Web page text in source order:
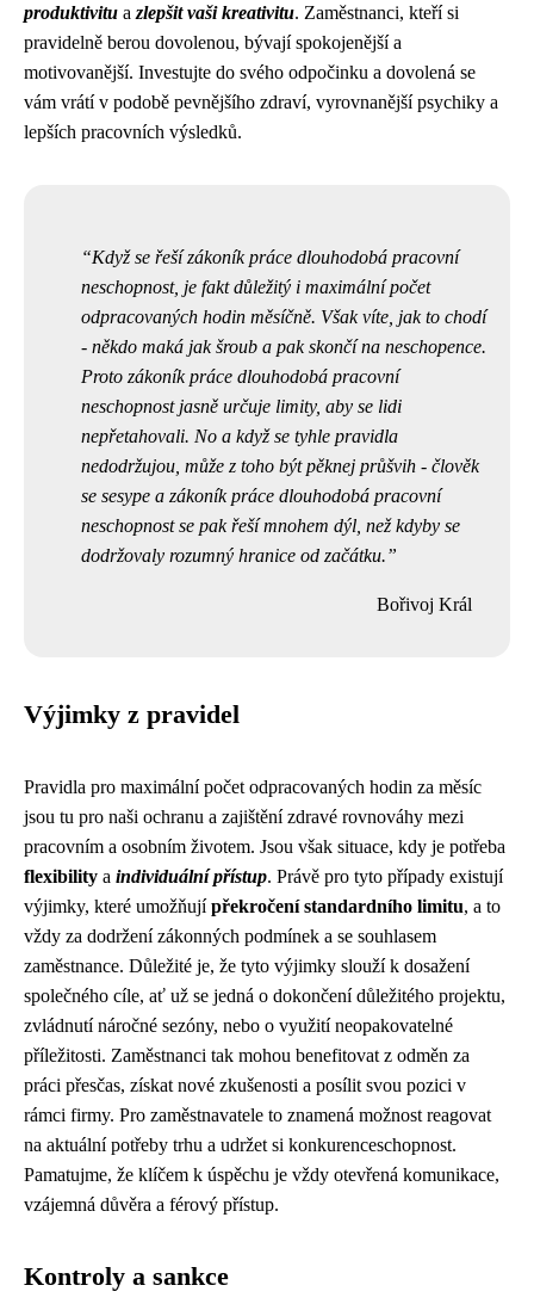
produktivitu a zlepšit vaši kreativitu. Zaměstnanci, kteří si
pravidelně berou dovolenou, bývají spokojenější a
motivovanější. Investujte do svého odpočinku a dovolená se
vám vrátí v podobě pevnějšího zdraví, vyrovnanější psychiky a
lepších pracovních výsledků.
Když se řešízákoník práce dlouhodobá pracovní
neschopnost, je fakt důležitý i maximální počet
odpracovaných hodin měsíčně. Však víte, jak to chodí
- někdo maká jak šroub a pak skončí na neschopence.
Proto zákoník práce dlouhodobá pracovní
neschopnost jasně určuje limity, aby se lidi
nepřetahovali. No a když se tyhle pravidla
nedodržujou, může z toho být pěknej průšvih - člověk
se sesype a zákoník práce dlouhodobá pracovní
neschopnost se pak řeší mnohem dýl, než kdyby se
dodržovaly rozumný hranice od začátku.
Bořivoj Král
Výjimky z pravidel
Pravidla pro maximální počet odpracovaných hodin za měsíc
jsou tu pro naši ochranu a zajištění zdravé rovnováhy mezi
pracovním a osobním životem. Jsou však situace, kdy je potřeba
flexibility a individuální přístup. Právě pro tyto případy existují
výjimky, které umožňujípřekročení standardního limitu, a to
vždy za dodržení zákonných podmínek a se souhlasem
zaměstnance. Důležité je, že tyto výjimky slouží k dosažení
společného cíle, ať už se jedná o dokončení důležitého projektu,
zvládnutí náročné sezóny, nebo o využití neopakovatelné
příležitosti. Zaměstnanci tak mohou benefitovat z odměn za
práci přesčas, získat nové zkušenosti a posílit svou pozici v
rámci firmy. Pro zaměstnavatele to znamená možnost reagovat
na aktuální potřeby trhu a udržet si konkurenceschopnost.
Pamatujme, že klíčem k úspěchu je vždy otevřená komunikace,
vzájemná důvěra a férový přístup.
Kontroly a sankce